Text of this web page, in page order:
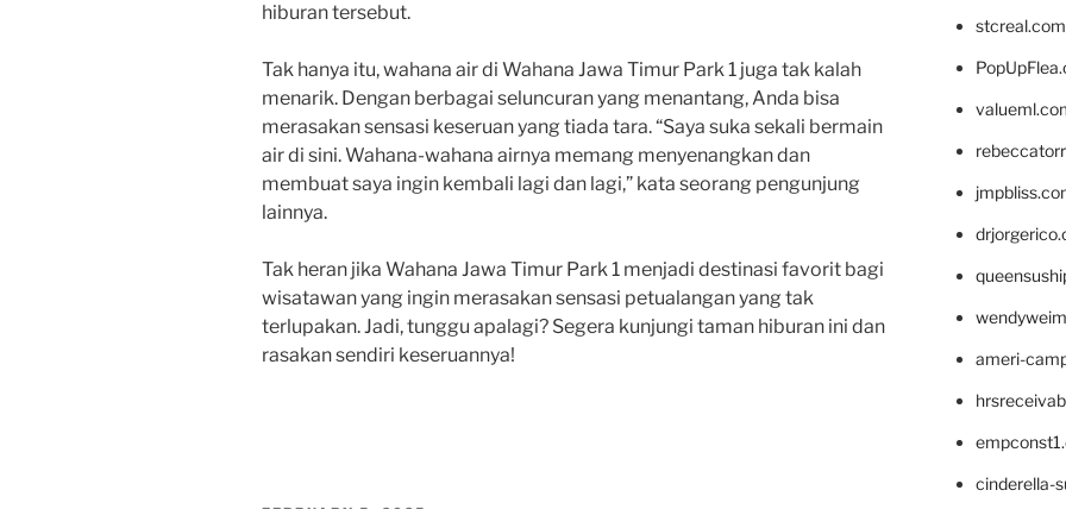
hiburan tersebut.
Tak hanya itu, wahana air di Wahana Jawa Timur Park 1 juga tak kalah
menarik. Dengan berbagai seluncuran yang menantang, Anda bisa
merasakan sensasi keseruan yang tiada tara. “Saya suka sekali bermain
air di sini. Wahana-wahana airnya memang menyenangkan dan
membuat saya ingin kembali lagi dan lagi,” kata seorang pengunjung
lainnya.
Tak heran jika Wahana Jawa Timur Park 1 menjadi destinasi favorit bagi
wisatawan yang ingin merasakan sensasi petualangan yang tak
terlupakan. Jadi, tunggu apalagi? Segera kunjungi taman hiburan ini dan
rasakan sendiri keseruannya!
stcreal.com
ameri-
cinderella-